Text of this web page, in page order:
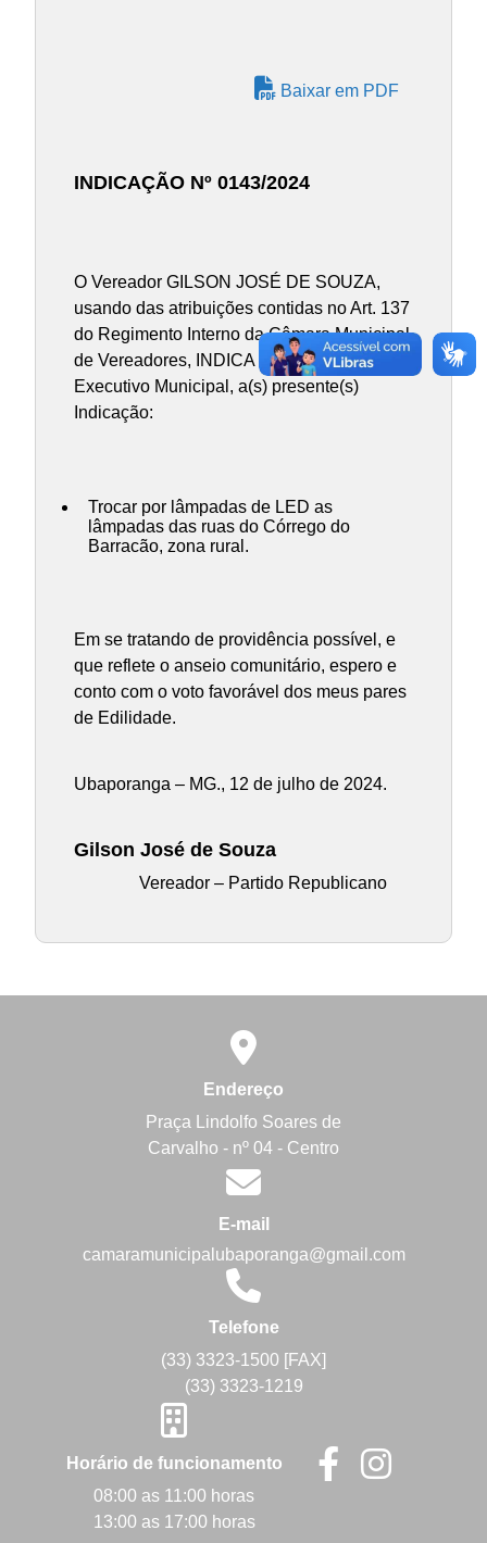
Baixar em PDF
INDICAÇÃO Nº 0143/2024
O Vereador GILSON JOSÉ DE SOUZA,
usando das atribuições contidas no Art. 137
do Regimento Interno da Câmara Municipal
de Vereadores, INDICA ao Chefe do Poder
Executivo Municipal, a(s) presente(s)
Indicação:
Trocar por lâmpadas de LED as
lâmpadas das ruas do Córrego do
Barracão, zona rural.
Em se tratando de providência possível, e
que reflete o anseio comunitário, espero e
conto com o voto favorável dos meus pares
de Edilidade.
Ubaporanga – MG., 12 de julho de 2024.
Gilson José de Souza
Vereador – Partido Republicano
Endereço
Praça Lindolfo Soares de
Carvalho - nº 04 - Centro
E-mail
camaramunicipalubaporanga@gmail.com
Telefone
(33) 3323-1500 [FAX]
(33) 3323-1219
Horário de funcionamento
08:00 as 11:00 horas
13:00 as 17:00 horas